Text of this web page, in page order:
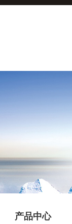
产品中心